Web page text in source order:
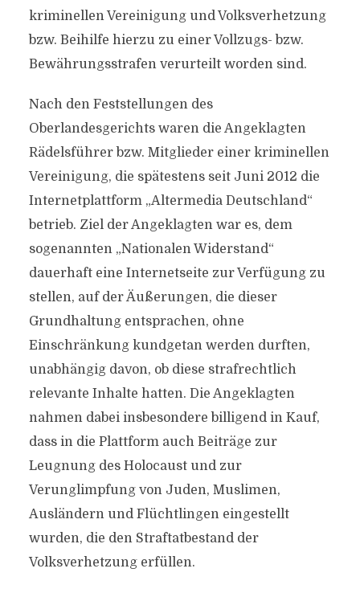
kriminellen Vereinigung und Volksverhetzung
bzw. Beihilfe hierzu zu einer Vollzugs- bzw.
Bewährungsstrafen verurteilt worden sind.
Nach den Feststellungen des
Oberlandesgerichts waren die Angeklagten
Rädelsführer bzw. Mitglieder einer kriminellen
Vereinigung, die spätestens seit Juni 2012 die
Internetplattform „Altermedia Deutschland“
betrieb. Ziel der Angeklagten war es, dem
sogenannten „Nationalen Widerstand“
dauerhaft eine Internetseite zur Verfügung zu
stellen, auf der Äußerungen, die dieser
Grundhaltung entsprachen, ohne
Einschränkung kundgetan werden durften,
unabhängig davon, ob diese strafrechtlich
relevante Inhalte hatten. Die Angeklagten
nahmen dabei insbesondere billigend in Kauf,
dass in die Plattform auch Beiträge zur
Leugnung des Holocaust und zur
Verunglimpfung von Juden, Muslimen,
Ausländern und Flüchtlingen eingestellt
wurden, die den Straftatbestand der
Volksverhetzung erfüllen.